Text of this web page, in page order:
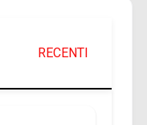
RECENTI